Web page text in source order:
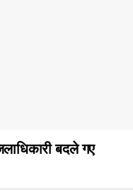
बदले गए